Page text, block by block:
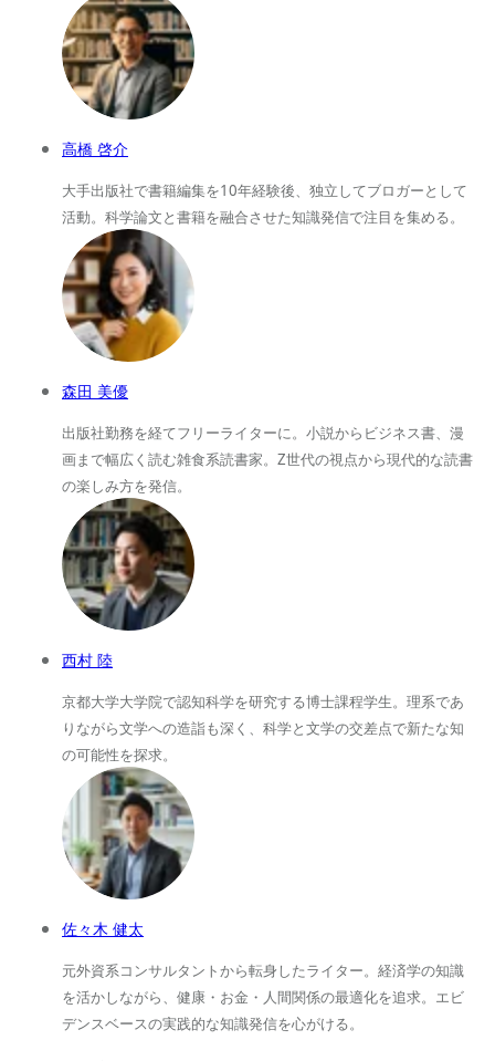
高橋 啓介
大手出版社で書籍編集を10年経験後、独立してブロガーとして
活動。科学論文と書籍を融合させた知識発信で注目を集める。
森田 美優
出版社勤務を経てフリーライターに。小説からビジネス書、漫
画まで幅広く読む雑食系読書家。Z世代の視点から現代的な読書
の楽しみ方を発信。
西村 陸
京都大学大学院で認知科学を研究する博士課程学生。理系であ
りながら文学への造詣も深く、科学と文学の交差点で新たな知
の可能性を探求。
佐々木 健太
元外資系コンサルタントから転身したライター。経済学の知識
を活かしながら、健康・お金・人間関係の最適化を追求。エビ
デンスベースの実践的な知識発信を心がける。